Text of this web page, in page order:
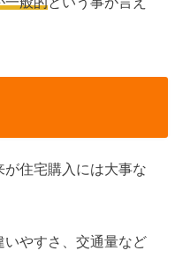
住宅購入には大事な
やすさ、交通量など